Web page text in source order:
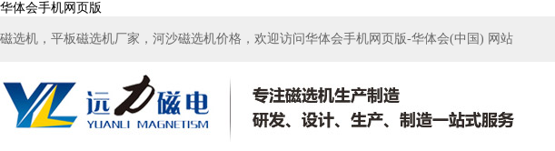
华体会手机网页版
磁选机，平板磁选机厂家，河沙磁选机价格，欢迎访问华体会手机网页版-华体会(中国) 网站